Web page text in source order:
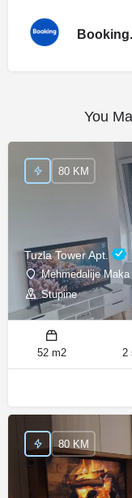
You
Tuzla Tower Apt.
Mehmedalije
Stupine
80 KM
52 m2 2
80 KM